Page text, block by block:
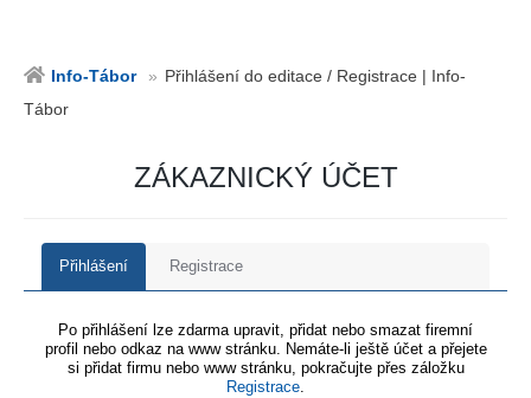
Info-Tábor
Přihlášení do editace / Registrace | Info-
Tábor
ZÁKAZNICKÝ ÚČET
Přihlášení Registrace
Po přihlášení lze zdarma upravit, přidat nebo smazat firemní
profil nebo odkaz na www stránku. Nemáte-li ještě účet a přejete
si přidat firmu nebo www stránku, pokračujte přes záložku
Registrace.